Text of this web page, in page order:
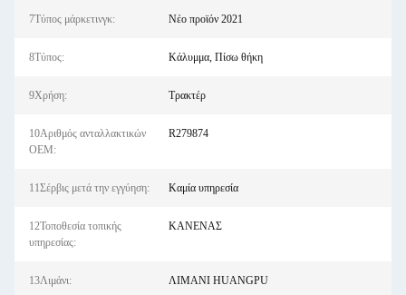
7Τύπος μάρκετινγκ: Νέο προϊόν 2021
8Τύπος: Κάλυμμα, Πίσω θήκη
9Χρήση: Τρακτέρ
10Αριθμός ανταλλακτικών
OEM:
R279874
11Σέρβις μετά την εγγύηση: Καμία υπηρεσία
12Τοποθεσία τοπικής
υπηρεσίας:
ΚΑΝΕΝΑΣ
13Λιμάνι: ΛΙΜΑΝΙ HUANGPU